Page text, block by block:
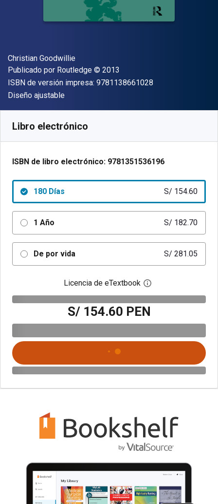
Autor(es)
Christian Goodwillie
Editor
Publicado por Routledge Copyright
© 2013
ISBN de versión impresa: 9781138661028
Formato
Diseño ajustable
Libro electrónico
ISBN de libro electrónico: 9781351536196
180 Días S/ 154.60
1 Año S/ 182.70
De por vida S/ 281.05
Licencia de eTextbook Abre el cuadro de
S/ 154.60 PEN